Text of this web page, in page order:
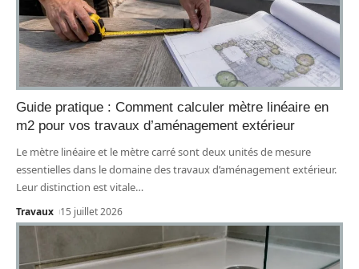
Guide pratique : Comment calculer mètre linéaire en
m2 pour vos travaux d’aménagement extérieur
Le mètre linéaire et le mètre carré sont deux unités de mesure
essentielles dans le domaine des travaux d’aménagement extérieur.
Leur distinction est vitale…
Travaux 15 juillet 2026